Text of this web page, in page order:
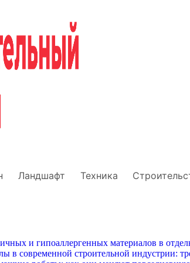
Ландшафт Техника
и гипоаллергенных материалов в
в современной строительной индустрии: